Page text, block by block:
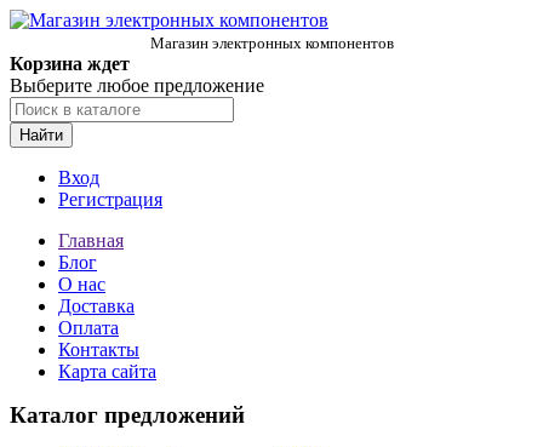
Магазин электронных компонентов
Корзина ждет
Выберите любое предложение
Найти
Вход
Регистрация
Главная
Блог
О нас
Доставка
Оплата
Контакты
Карта сайта
Каталог предложений